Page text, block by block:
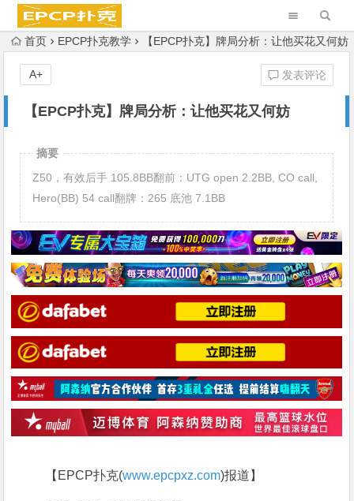
首页 EPCP扑克教学 【EPCP扑克】牌局分析：让他买花又何妨
【EPCP扑克】牌局分析：让他买花又何妨
发表评论
A+
摘要
Z50，有效后手 105.8BB翻前：UTG open 2.2BB, CO call,
Hero(BB) 54 call翻牌：265 底池 7.1BB
【EPCP扑克(www.epcpxz.com)报道】